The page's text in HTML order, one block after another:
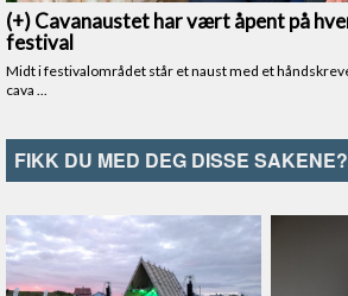
FIKK DU MED DEG DISSE SAKENE?